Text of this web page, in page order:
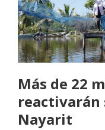
Más de 22
reactivarán
Nayarit